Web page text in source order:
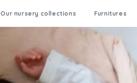
Our nursery collections Furnitures